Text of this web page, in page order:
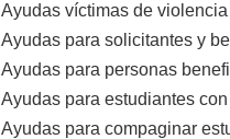
Ayudas víctimas de
Ayudas para solicitantes y
Ayudas para personas
Ayudas para estudiantes
Ayudas para compaginar